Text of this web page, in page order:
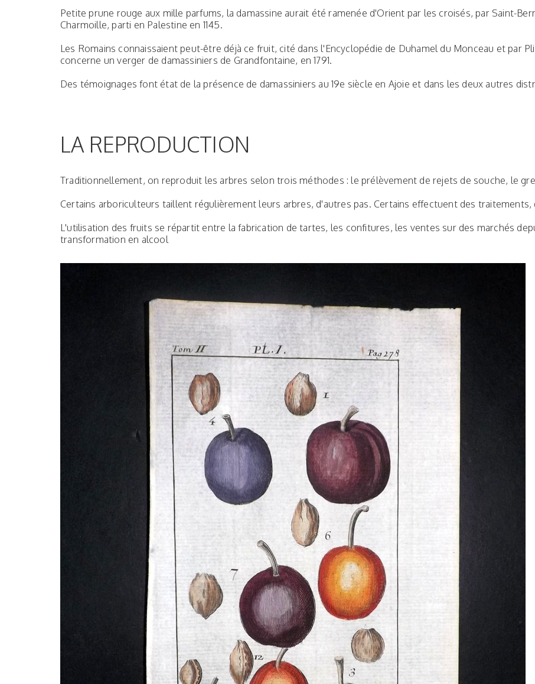
Petite prune rouge aux mille parfums, la damassine aurait été ramenée d'Orient par les croisés, par Saint-
Charmoille, parti en Palestine en 1145.
Les Romains connaissaient peut-être déjà ce fruit, cité dans l'Encyclopédie de Duhamel du Monceau et par
concerne un verger de damassiniers de Grandfontaine, en 1791.
Des témoignages font état de la présence de damassiniers au 19e siècle en Ajoie et dans les deux autres
LA REPRODUCTION
Traditionnellement, on reproduit les arbres selon trois méthodes : le prélèvement de rejets de souche, le
Certains arboriculteurs taillent régulièrement leurs arbres, d'autres pas. Certains effectuent des traitements,
L'utilisation des fruits se répartit entre la fabrication de tartes, les confitures, les ventes sur des marchés
transformation en alcool